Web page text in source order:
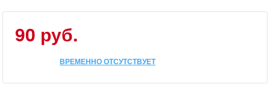
90 руб.
ВРЕМЕННО ОТСУТСТВУЕТ